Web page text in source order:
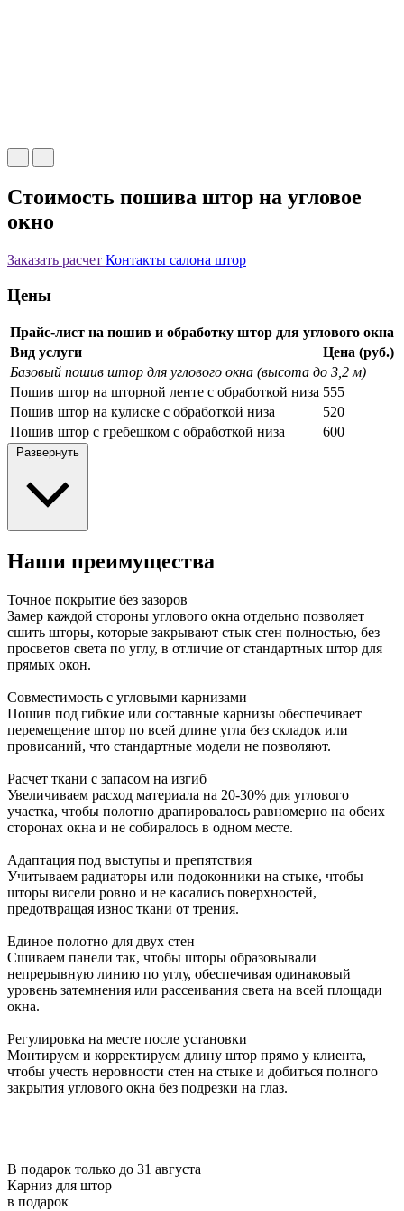
Стоимость пошива штор на угловое
окно
Заказать расчет Контакты салона штор
Цены
Прайс-лист на пошив и обработку штор для углового окна
Вид услуги
Цена (руб.)
Базовый пошив штор для углового окна (высота до 3,2 м)
Пошив штор на шторной ленте с обработкой низа 555
Пошив штор на кулиске с обработкой низа
520
Пошив штор с гребешком с обработкой низа
600
Развернуть
Наши преимущества
Точное покрытие без зазоров
Замер каждой стороны углового окна отдельно позволяет
сшить шторы, которые закрывают стык стен полностью, без
просветов света по углу, в отличие от стандартных штор для
прямых окон.
Совместимость с угловыми карнизами
Пошив под гибкие или составные карнизы обеспечивает
перемещение штор по всей длине угла без складок или
провисаний, что стандартные модели не позволяют.
Расчет ткани с запасом на изгиб
Увеличиваем расход материала на 20-30% для углового
участка, чтобы полотно драпировалось равномерно на обеих
сторонах окна и не собиралось в одном месте.
Адаптация под выступы и препятствия
Учитываем радиаторы или подоконники на стыке, чтобы
шторы висели ровно и не касались поверхностей,
предотвращая износ ткани от трения.
Единое полотно для двух стен
Сшиваем панели так, чтобы шторы образовывали
непрерывную линию по углу, обеспечивая одинаковый
уровень затемнения или рассеивания света на всей площади
окна.
Регулировка на месте после установки
Монтируем и корректируем длину штор прямо у клиента,
чтобы учесть неровности стен на стыке и добиться полного
закрытия углового окна без подрезки на глаз.
В подарок только до 31 августа
Карниз для штор
в подарок